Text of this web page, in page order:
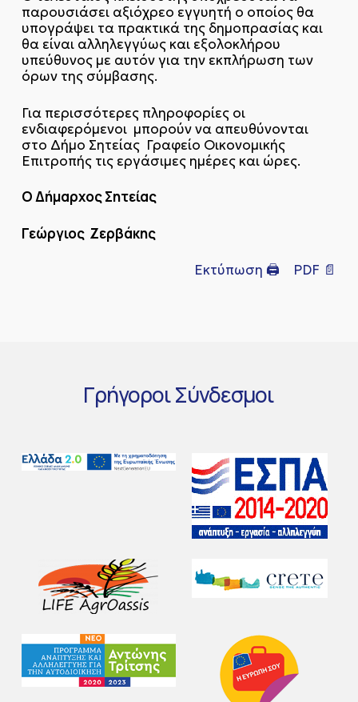
παρουσιάσει αξιόχρεο εγγυητή ο οποίος θα
υπογράψει τα πρακτικά της δημοπρασίας και
θα είναι αλληλεγγύως και εξολοκλήρου
υπεύθυνος με αυτόν για την εκπλήρωση των
όρων της σύμβασης.
Για περισσότερες πληροφορίες οι
ενδιαφερόμενοι μπορούν να απευθύνονται
στο Δήμο Σητείας Γραφείο Οικονομικής
Επιτροπής τις εργάσιμες ημέρες και ώρες.
Ο Δήμαρχος Σητείας
Γεώργιος Ζερβάκης
Εκτύπωση 🖨 PDF 📄
ΓρήγοροιΣύνδεσμοι